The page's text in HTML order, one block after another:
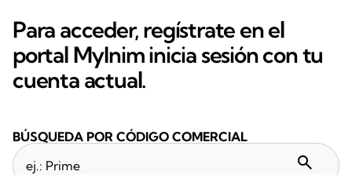
Para acceder, regístrate en el
portal MyInim inicia sesión con tu
cuenta actual.
BÚSQUEDA POR CÓDIGO COMERCIAL
search